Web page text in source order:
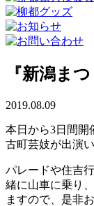
『新潟まつ
2019.08.09
本日から3日間開
古町芸妓が出演
パレードや住吉
緒に山車に乗り
ますので、是非